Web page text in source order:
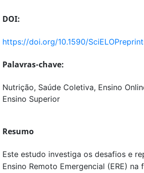
DOI:
https://doi.org/10.1590/
Palavras-chave:
Nutrição, Saúde Coletiva, Ensino
Ensino Superior
Resumo
Este estudo investiga os desafios e
Ensino Remoto Emergencial (ERE) na